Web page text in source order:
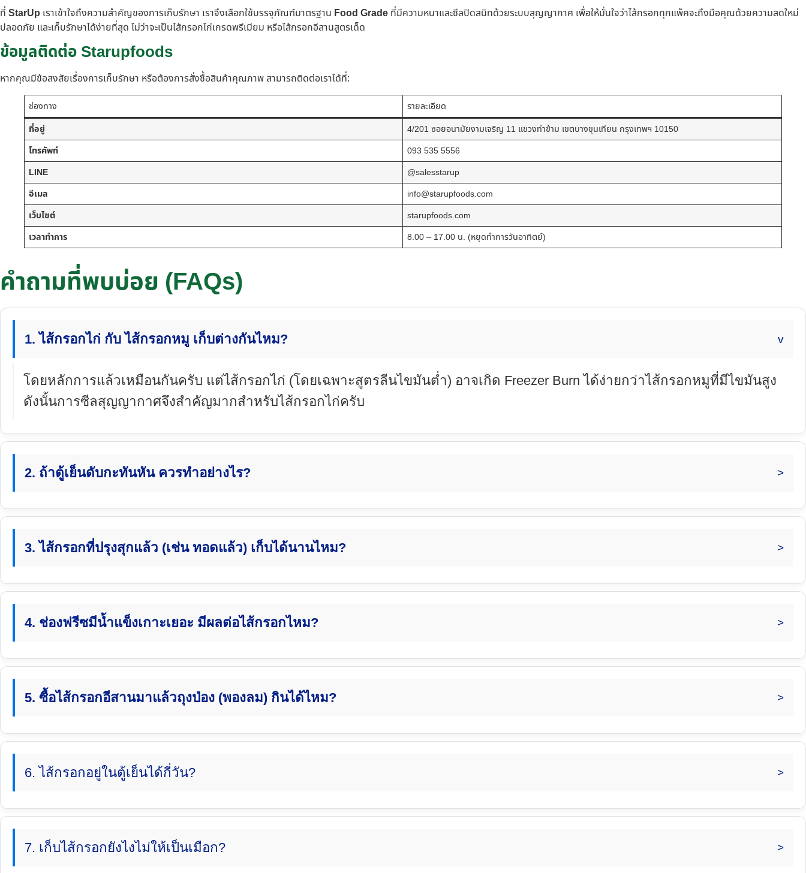
ที่ StarUp เราเข้าใจถึงความสำคัญของการเก็บรักษา เราจึงเลือกใช้บรรจุภัณฑ์มาตรฐาน Food Grade ที่มีความหนาและซีลปิดสนิทด้วยระบบสุญญากาศ เพื่อให้มั่นใจว่าไส้กรอกทุกแพ็คจะถึงมือคุณด้วยความสดใหม่
ปลอดภัย และเก็บรักษาได้ง่ายที่สุด ไม่ว่าจะเป็นไส้กรอกไก่เกรดพรีเมียม หรือไส้กรอกอีสานสูตรเด็ด
ข้อมูลติดต่อ Starupfoods
หากคุณมีข้อสงสัยเรื่องการเก็บรักษา หรือต้องการสั่งซื้อสินค้าคุณภาพ สามารถติดต่อเราได้ที่:
ช่องทาง
รายละเอียด
ที่อยู่
4/201 ซอยอนามัยงามเจริญ 11 แขวงท่าข้าม เขตบางขุนเทียน กรุงเทพฯ 10150
โทรศัพท์
093 535 5556
LINE
@salesstarup
อีเมล
info@starupfoods.com
เว็บไซต์
starupfoods.com
เวลาทำการ
8.00 – 17.00 น. (หยุดทำการวันอาทิตย์)
คำถามที่พบบ่อย (FAQs)
1. ไส้กรอกไก่ กับ ไส้กรอกหมู เก็บต่างกันไหม?
โดยหลักการแล้วเหมือนกันครับ แต่ไส้กรอกไก่ (โดยเฉพาะสูตรลีนไขมันต่ำ) อาจเกิด Freezer Burn ได้ง่ายกว่าไส้กรอกหมูที่มีไขมันสูง
ดังนั้นการซีลสุญญากาศจึงสำคัญมากสำหรับไส้กรอกไก่ครับ
2. ถ้าตู้เย็นดับกะทันหัน ควรทำอย่างไร?
3. ไส้กรอกที่ปรุงสุกแล้ว (เช่น ทอดแล้ว) เก็บได้นานไหม?
4. ช่องฟรีซมีน้ำแข็งเกาะเยอะ มีผลต่อไส้กรอกไหม?
5. ซื้อไส้กรอกอีสานมาแล้วถุงป่อง (พองลม) กินได้ไหม?
6. ไส้กรอกอยู่ในตู้เย็นได้กี่วัน?
7. เก็บไส้กรอกยังไงไม่ให้เป็นเมือก?